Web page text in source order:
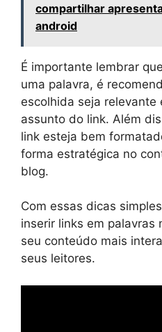
compartilhar
android
É importante lembrar
uma palavra, é
escolhida seja
assunto do link. Além
link esteja bem
forma estratégica no
blog.
Com essas dicas
inserir links em palavras
seu conteúdo mais
seus leitores.